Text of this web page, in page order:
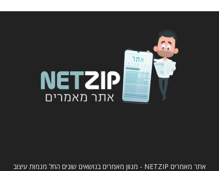
אתר מאמרים NETZIP - מגוון מאמרים בנושאים שונים החל מגמות עיצוב